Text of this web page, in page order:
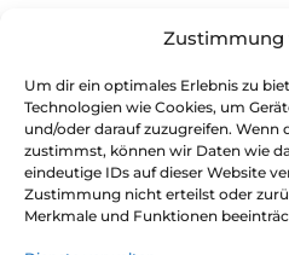
Zustimmung
Um dir ein optimales Erlebnis zu
Technologien wie Cookies, um
und/oder darauf zuzugreifen. Wenn
zustimmst, können wir Daten wie
eindeutige IDs auf dieser Website
Zustimmung nicht erteilst oder
Merkmale und Funktionen
Stimmungsbild: Skepsis
Digitalisierungsstrategie der
Datenschutz
Copyright © 2026